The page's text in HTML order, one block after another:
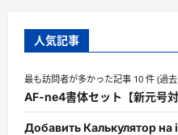
人気記事
最も訪問者が多かった記事 10 件 (過
AF-ne4書体セット【新元号対
Добавить Калькулятор на